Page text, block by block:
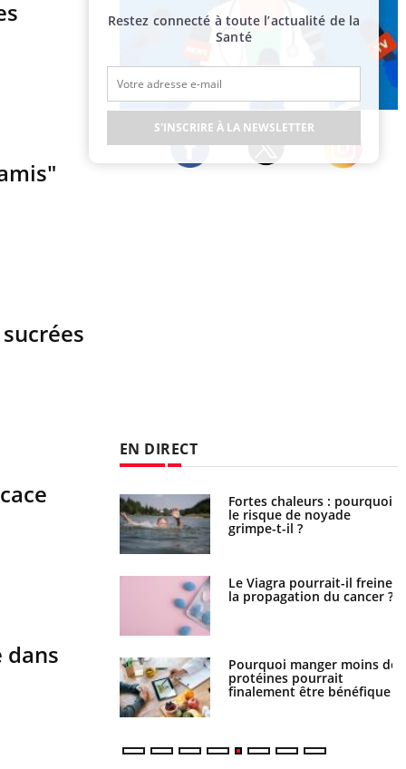
dans
EN DIRECT
Fortes chaleurs : pourquoi
le risque de noyade
grimpe-t-il ?
Le Viagra pourrait-il freiner
la propagation du cancer ?
Pourquoi manger moins de
protéines pourrait
finalement être bénéfique
Grossesse et chaleur : ce
que dit la science
Le smartphone nuit-il à
l'apprentissage de la
lecture ?
Mordue par une tique en
vacances, elle reste dans le
coma pendant 42 jours
Restez connecté à toute l’actualité de la
Santé
S'INSCRIRE À LA NEWSLETTER